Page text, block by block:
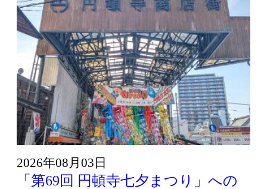
2026年08月03日
「第69回 円頓寺七夕まつり」への